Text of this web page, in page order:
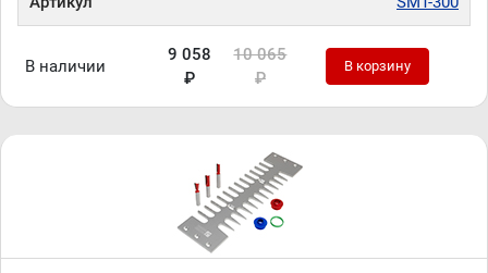
В наличии
9 058
₽
10 065
₽
В корзину